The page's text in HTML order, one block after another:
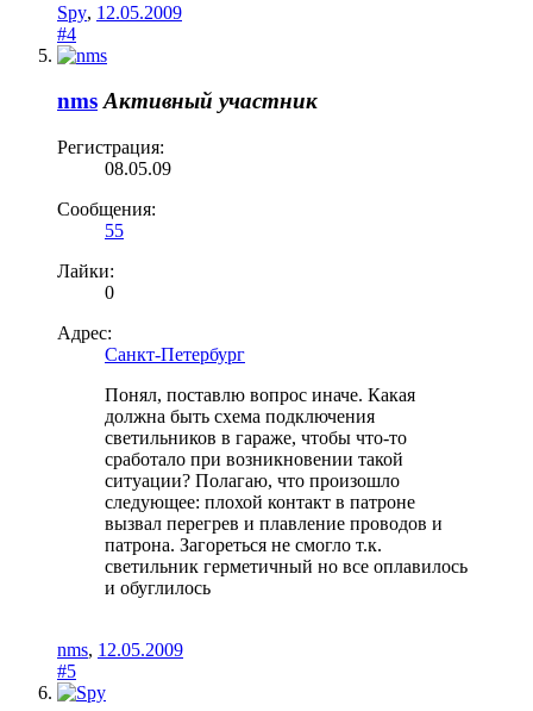
Spy, 12.05.2009
#4
nms Активный участник
Регистрация:
08.05.09
Сообщения:
55
Лайки:
0
Адрес:
Санкт-Петербург
Понял, поставлю вопрос иначе. Какая
должна быть схема подключения
светильников в гараже, чтобы что-то
сработало при возникновении такой
ситуации? Полагаю, что произошло
следующее: плохой контакт в патроне
вызвал перегрев и плавление проводов и
патрона. Загореться не смогло т.к.
светильник герметичный но все оплавилось
и обуглилось
nms, 12.05.2009
#5